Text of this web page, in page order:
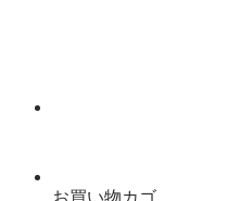
お買い物カゴ